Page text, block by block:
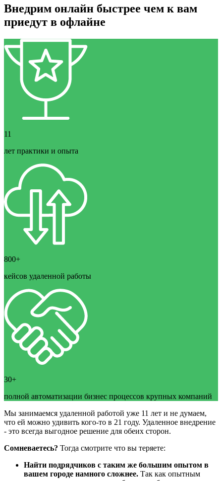
Внедрим онлайн быстрее чем к вам
приедут в офлайне
11
лет практики и опыта
800+
кейсов удаленной работы
30+
полной автоматизации бизнес процессов крупных компаний
Мы занимаемся удаленной работой уже 11 лет и не думаем,
что ей можно удивить кого-то в 21 году. Удаленное внедрение
- это всегда выгодное решение для обеих сторон.
Сомневаетесь? Тогда смотрите что вы теряете:
Найти подрядчиков с таким же большим опытом в
вашем городе намного сложнее. Так как опытным